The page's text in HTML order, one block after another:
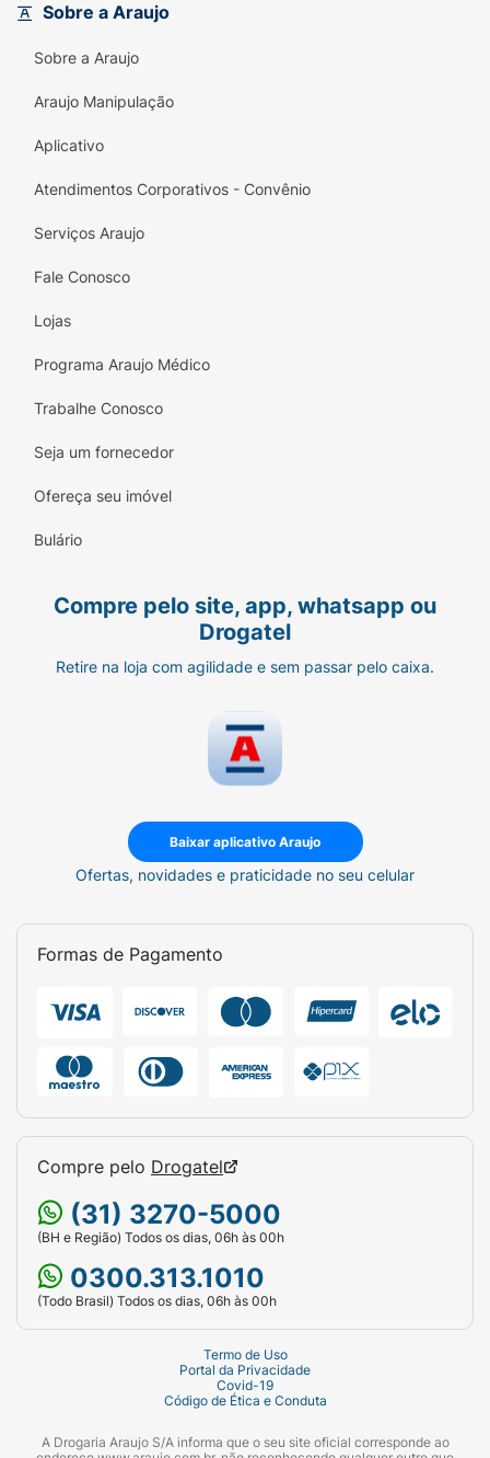
Fórmula Eficaz:
sistema imune e no metabolismo.
Hidratação Superior:
bebidas esportivas comuns na reposição de
design ergonômico, ideal para o dia a dia.
Qualidade Abbott:
Sobre a Araujo
Sobre a Araujo
Araujo Manipulação
Aplicativo
Atendimentos Corporativos - Convênio
Serviços Araujo
Fale Conosco
Lojas
Programa Araujo Médico
Trabalhe Conosco
Seja um fornecedor
Ofereça seu imóvel
Bulário
Compre pelo site, app, whatsapp ou
Drogatel
Retire na loja com agilidade e sem passar pelo caixa.
Baixar aplicativo Araujo
Ofertas, novidades e praticidade no seu celular
Formas de Pagamento
Compre pelo Drogatel
(31) 3270-5000
(BH e Região) Todos os dias, 06h às 00h
0300.313.1010
(Todo Brasil) Todos os dias, 06h às 00h
Termo de Uso
Portal da Privacidade
Covid-19
Código de Ética e Conduta
A Drogaria Araujo S/A informa que o seu site oficial corresponde ao